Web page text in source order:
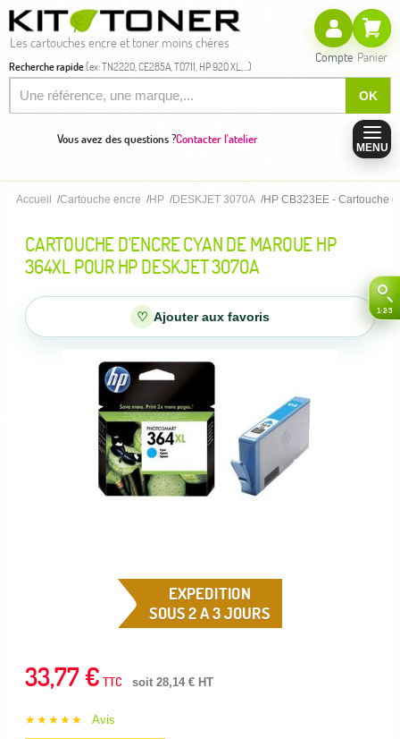
Les cartouches encre et toner moins chères
Recherche rapide(ex: TN2220, CE285A, T0711, HP 920 XL,...)
OK
Compte Panier
Vous avez des questions ?Contacter l'atelier
MENU
Accueil Cartouche encre HP DESKJET 3070A HP CB323EE - Cartouche
CARTOUCHE D'ENCRE CYAN DE MARQUE HP
364XL POUR HP DESKJET 3070A
♡ Ajouter aux favoris
EXPEDITION
SOUS 2 A 3 JOURS
33,77 € TTC soit 28,14 € HT
★★★★★ Avis